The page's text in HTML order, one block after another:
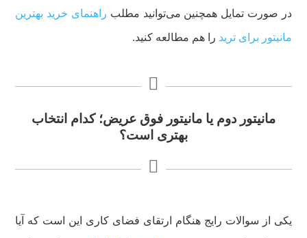
در صورت تمایل همچنین می‌توانید مطلب راهنمای خرید بهترین
مانیتور برای ترید را هم مطالعه کنید.
مانیتور دوم یا مانیتور فوق عریض؛ کدام انتخاب
بهتری است؟
یکی از سوالات رایج هنگام ارتقای فضای کاری این است که آیا